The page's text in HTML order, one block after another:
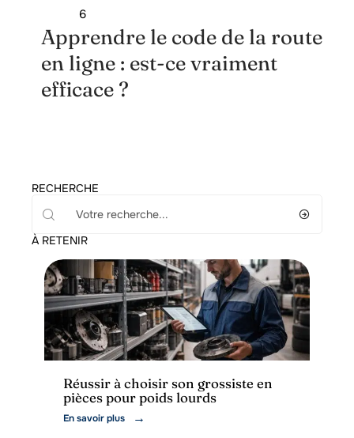
6
Apprendre le code de la route
en ligne : est-ce vraiment
efficace ?
RECHERCHE
À RETENIR
Actu
Réussir à choisir son grossiste en
pièces pour poids lourds
En savoir plus